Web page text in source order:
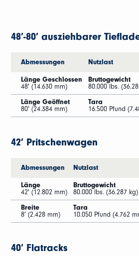
48′-80′ ausziehbarer
Abmessungen Nutzlast
Länge Geschlossen
48′ (14.630 mm)
Bruttogewicht
80.000 lbs.
Länge Geöffnet
80′ (24.384 mm)
Tara
16.500 Pfund
42′ Pritschenwagen
Abmessungen Nutzlast
Länge
42′ (12.802 mm)
Bruttogewicht
80.000 lbs. (36.287 kg)
Breite
8′ (2.428 mm)
Tara
10.050 Pfund (4.762
40′ Flatracks